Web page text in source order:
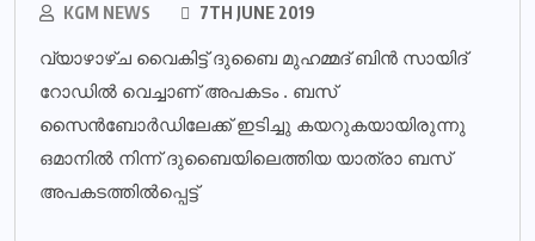
KGM NEWS 7TH JUNE 2019
വ്യാഴാഴ്ച വൈകിട്ട് ദുബൈ മുഹമ്മദ് ബിൻ സായിദ്
റോഡിൽ വെച്ചാണ് അപകടം . ബസ്
സൈൻബോർഡിലേക്ക് ഇടിച്ചു കയറുകയായിരുന്നു
ഒമാനിൽ നിന്ന് ദുബൈയിലെത്തിയ യാത്രാ ബസ്
അപകടത്തിൽപ്പെട്ട്